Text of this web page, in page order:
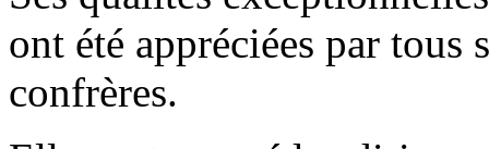
ont été appréciées par tous
confrères.